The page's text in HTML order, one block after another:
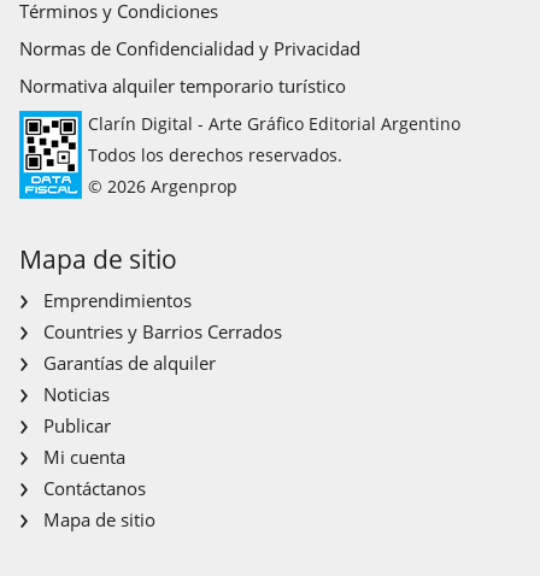
Términos y Condiciones
Normas de Confidencialidad y Privacidad
Normativa alquiler temporario turístico
Clarín Digital - Arte Gráfico Editorial Argentino
Todos los derechos reservados.
© 2026 Argenprop
Mapa de sitio
Emprendimientos
Countries y Barrios Cerrados
Garantías de alquiler
Noticias
Publicar
Mi cuenta
Contáctanos
Mapa de sitio